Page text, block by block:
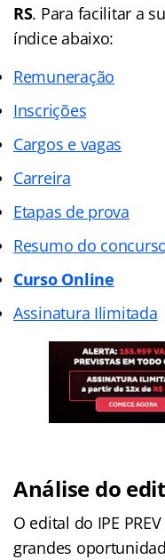
RS. Para facilitar a
índice abaixo:
Remuneração
Inscrições
Cargos e vagas
Carreira
Etapas de prova
Resumo do
Curso Online
Assinatura Ilimitada
Análise do
O edital do IPE
grandes